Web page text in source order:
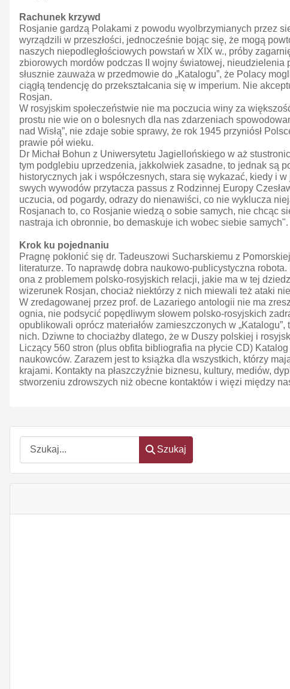
Szukaj
Szukaj
Rachunek krzywd
Rosjanie gardzą Polakami z powodu wyolbrzymianych przez
wyrządzili w przeszłości, jednocześnie bojąc się, że mogą
naszych niepodległościowych powstań w XIX w., próby
zbiorowych mordów podczas II wojny światowej,
słusznie zauważa w przedmowie do „Katalogu”, że Polacy
ciągłą tendencję do przekształcania się w imperium. Nie
Rosjan.
W rosyjskim społeczeństwie nie ma poczucia winy za
prostu nie wie on o bolesnych dla nas zdarzeniach
nad Wisłą”, nie zdaje sobie sprawy, że rok 1945 przyniósł
prawie pół wieku.
Dr Michał Bohun z Uniwersytetu Jagiellońskiego w aż
tym podglebiu uprzedzenia, jakkolwiek zasadne, to jednak są
historycznych jak i współczesnych, stara się wykazać, kiedy i
swych wywodów przytacza passus z Rodzinnej Europy
uczucia, od pogardy, odrazy do nienawiści, co nie wyklucza
Rosjanach to, co Rosjanie wiedzą o sobie samych, nie chcąc
nastraja ich obronnie, bo demaskuje ich wobec siebie samych".
Krok ku pojednaniu
Pragnę pokłonić się dr. Tadeuszowi Sucharskiemu z
literaturze. To naprawdę dobra naukowo-publicystyczna
ona z problemem polsko-rosyjskich relacji, jakie ma w tej
wizerunek Rosjan, chociaż niektórzy z nich miewali też ataki
W zredagowanej przez prof. de Lazariego antologii nie ma
ognia, nie podsycić popędliwym słowem polsko-rosyjskich
opublikowali oprócz materiałów zamieszczonych w
nich. Dziwne to chociażby dlatego, że w Duszy polskiej i
Liczący 560 stron (plus obfita bibliografia na płycie CD)
naukowców. Zarazem jest to książka dla wszystkich, którzy
krajami. Kontakty na płaszczyźnie biznesu, kultury, mediów,
stworzeniu zdrowszych niż obecne kontaktów i więzi między